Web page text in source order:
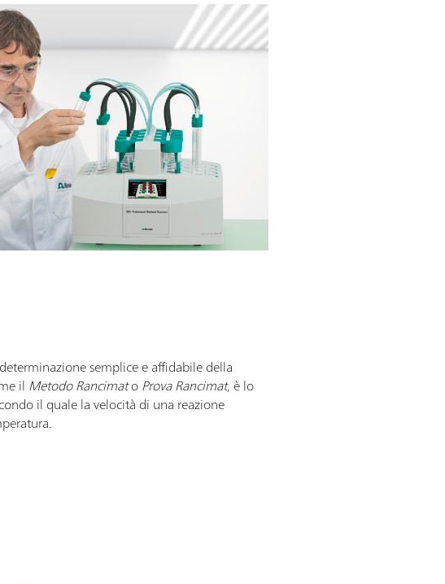
semplice e affidabile della
il Metodo RancimatoProva Rancimat, è lo
il quale la velocità di una reazione